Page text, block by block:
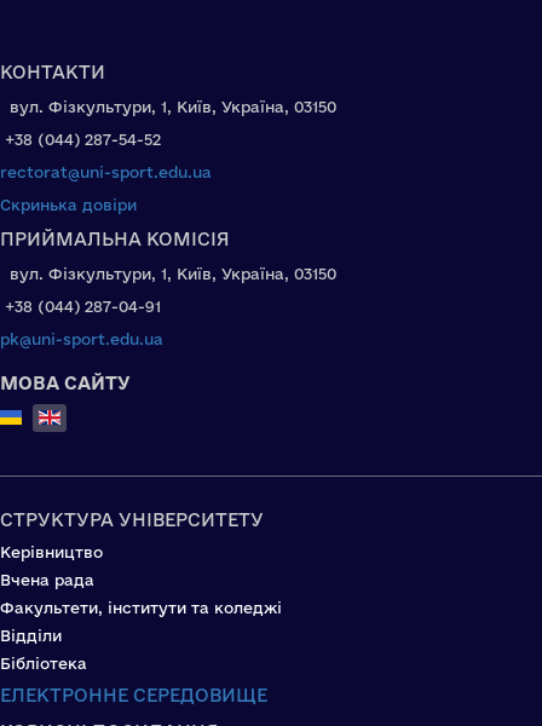
КОНТАКТИ
вул. Фізкультури, 1, Київ, Україна, 03150
+38 (044) 287-54-52
rectorat@uni-sport.edu.ua
Скринька довіри
ПРИЙМАЛЬНА КОМІСІЯ
вул. Фізкультури, 1, Київ, Україна, 03150
+38 (044) 287-04-91
pk@uni-sport.edu.ua
МОВА САЙТУ
Select your language
СТРУКТУРА УНІВЕРСИТЕТУ
Керівництво
Вчена рада
Факультети, інститути та коледжі
Відділи
Бібліотека
ЕЛЕКТРОННЕ СЕРЕДОВИЩЕ